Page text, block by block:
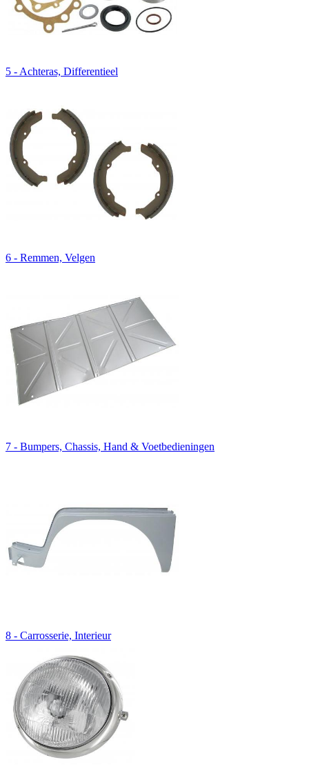
5 - Achteras, Differentieel
6 - Remmen, Velgen
7 - Bumpers, Chassis, Hand & Voetbedieningen
8 - Carrosserie, Interieur